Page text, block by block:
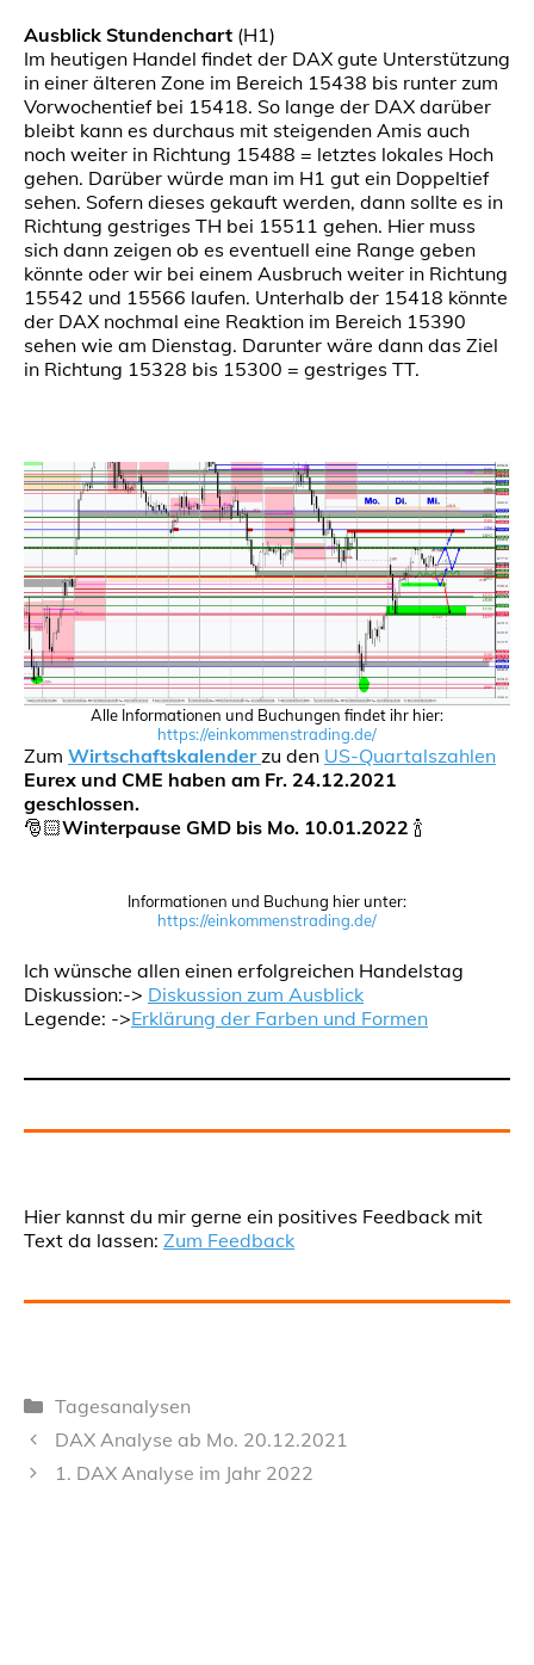
Ausblick Stundenchart (H1)
Im heutigen Handel findet der DAX gute Unterstützung
in einer älteren Zone im Bereich 15438 bis runter zum
Vorwochentief bei 15418. So lange der DAX darüber
bleibt kann es durchaus mit steigenden Amis auch
noch weiter in Richtung 15488 = letztes lokales Hoch
gehen. Darüber würde man im H1 gut ein Doppeltief
sehen. Sofern dieses gekauft werden, dann sollte es in
Richtung gestriges TH bei 15511 gehen. Hier muss
sich dann zeigen ob es eventuell eine Range geben
könnte oder wir bei einem Ausbruch weiter in Richtung
15542 und 15566 laufen. Unterhalb der 15418 könnte
der DAX nochmal eine Reaktion im Bereich 15390
sehen wie am Dienstag. Darunter wäre dann das Ziel
in Richtung 15328 bis 15300 = gestriges TT.
Alle Informationen und Buchungen findet ihr hier:
https://einkommenstrading.de/
Zum Wirtschaftskalenderzu den US-Quartalszahlen
Eurex und CME haben am Fr. 24.12.2021
geschlossen.
🎅🏻Winterpause GMD bis Mo. 10.01.2022 🍾
Informationen und Buchung hier unter:
https://einkommenstrading.de/
Ich wünsche allen einen erfolgreichen Handelstag
Diskussion:-> Diskussion zum Ausblick
Legende: ->Erklärung der Farben und Formen
Hier kannst du mir gerne ein positives Feedback mit
Text da lassen: Zum Feedback
Kategorien
Tagesanalysen
DAX Analyse ab Mo. 20.12.2021
1. DAX Analyse im Jahr 2022